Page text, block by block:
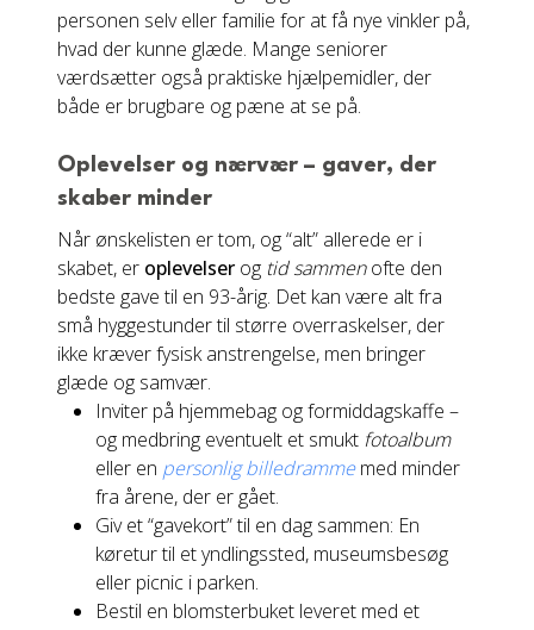
personen selv eller familie for at få nye vinkler på,
hvad der kunne glæde. Mange seniorer
værdsætter også praktiske hjælpemidler, der
både er brugbare og pæne at se på.
Oplevelser og nærvær – gaver, der
skaber minder
Når ønskelisten er tom, og “alt” allerede er i
skabet, er oplevelser og tid sammenofte den
bedste gave til en 93-årig. Det kan være alt fra
små hyggestunder til større overraskelser, der
ikke kræver fysisk anstrengelse, men bringer
glæde og samvær.
Inviter på hjemmebag og formiddagskaffe –
og medbring eventuelt et smukt fotoalbum
eller en personlig billedrammemed minder
fra årene, der er gået.
Giv et “gavekort” til en dag sammen: En
køretur til et yndlingssted, museumsbesøg
eller picnic i parken.
Bestil en blomsterbuket leveret med et